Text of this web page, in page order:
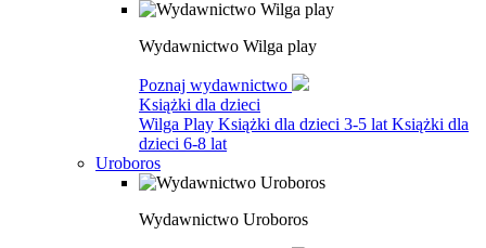
Wydawnictwo Wilga play
Poznaj wydawnictwo
Książki dla dzieci
Wilga Play Książki dla dzieci 3-5 lat Książki dla
dzieci 6-8 lat
Uroboros
Wydawnictwo Uroboros